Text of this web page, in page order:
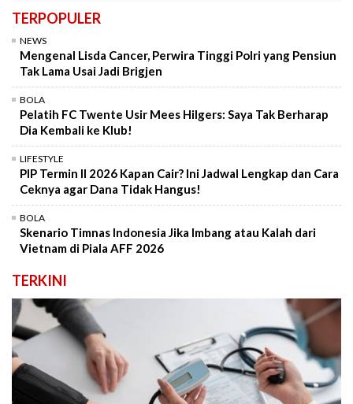
TERPOPULER
NEWS
Mengenal Lisda Cancer, Perwira Tinggi Polri yang Pensiun
Tak Lama Usai Jadi Brigjen
BOLA
Pelatih FC Twente Usir Mees Hilgers: Saya Tak Berharap
Dia Kembali ke Klub!
LIFESTYLE
PIP Termin II 2026 Kapan Cair? Ini Jadwal Lengkap dan Cara
Ceknya agar Dana Tidak Hangus!
BOLA
Skenario Timnas Indonesia Jika Imbang atau Kalah dari
Vietnam di Piala AFF 2026
TERKINI